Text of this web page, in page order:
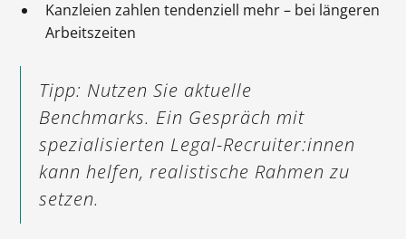
Kanzleien zahlen tendenziell mehr – bei längeren
Arbeitszeiten
Tipp: Nutzen Sie aktuelle
Benchmarks. Ein Gespräch mit
spezialisierten Legal-Recruiter:innen
kann helfen, realistische Rahmen zu
setzen.